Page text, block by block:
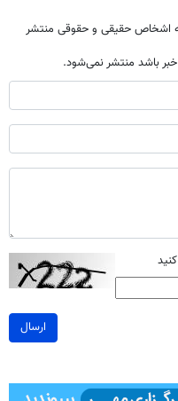
اشخاص حقیقی و حقوقی منتشر
خبر باشد منتشر نمی‌شود.
ارسال